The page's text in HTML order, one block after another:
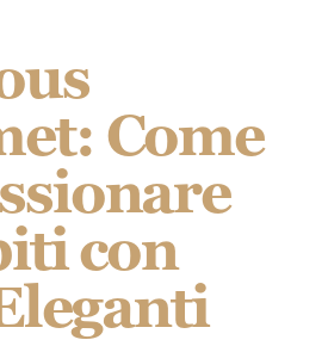
Come
con